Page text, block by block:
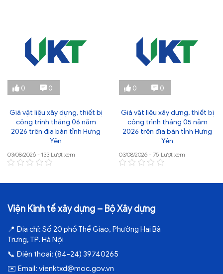
0 0
Giá vật liệu xây dựng, thiết bị
công trình tháng 06 năm
2026 trên địa bàn tỉnh Hưng
Yên
03/08/2026 - 133 Lượt xem
0 0
Giá vật liệu xây dựng, thiết bị
công trình tháng 05 năm
2026 trên địa bàn tỉnh Hưng
Yên
03/08/2026 - 75 Lượt xem
Viện Kinh tế xây dựng – Bộ Xây dựng
📍 Địa chỉ: Số 20 phố Thể Giao, Phường Hai Bà
Trưng, TP. Hà Nội
📞 Điện thoại: (84-24) 39740265
✉️ Email: vienktxd@moc.gov.vn